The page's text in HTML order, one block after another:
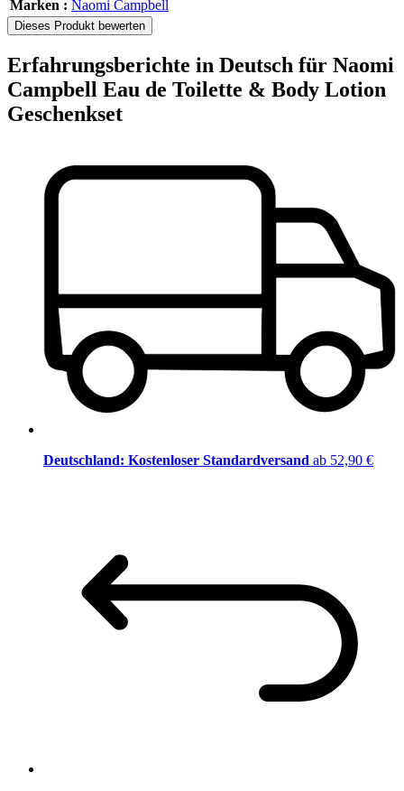
Marken : Naomi Campbell
Dieses Produkt bewerten
Erfahrungsberichte in Deutsch für Naomi
Campbell Eau de Toilette & Body Lotion
Geschenkset
Deutschland: Kostenloser Standardversand ab 52,90 €